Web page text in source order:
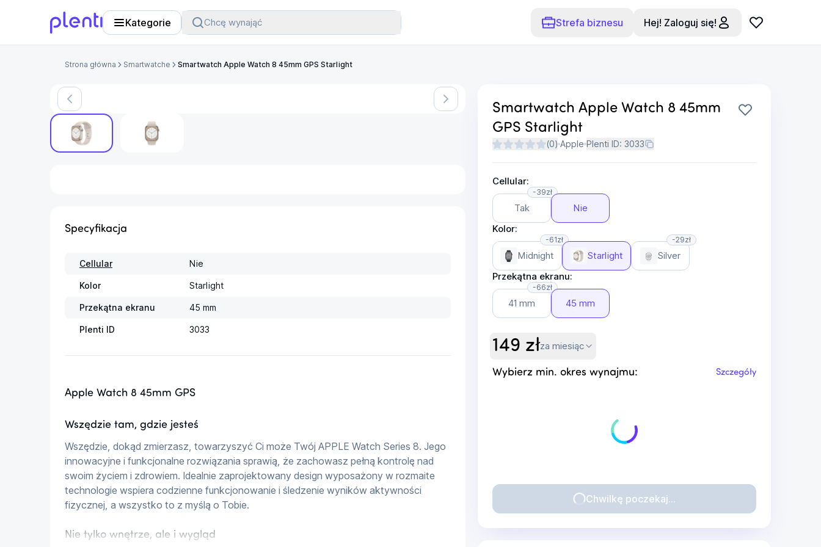
Kategorie Chcę wynająć Strefa biznesu Hej! Zaloguj się!
Strona główna Smartwatche Smartwatch Apple Watch 8 45mm GPS Starlight
Smartwatch Apple Watch 8 45mm
GPS Starlight
(0) Apple Plenti ID: 3033
Cellular:
-39zł
Tak
Nie
Kolor:
-61zł
Midnight Starlight
-29zł
Silver
Przekątna ekranu:
-66zł
41 mm 45 mm
149 złza miesiąc
Wybierz min. okres wynajmu: Szczegóły
Chwilkę poczekaj...
Specyfikacja
Cellular Nie
Kolor Starlight
Przekątna ekranu 45 mm
Plenti ID 3033
Apple Watch 8 45mm GPS
Wszędzie tam, gdzie jesteś
Wszędzie, dokąd zmierzasz, towarzyszyć Ci może Twój APPLE Watch Series 8. Jego
innowacyjne i funkcjonalne rozwiązania sprawią, że zachowasz pełną kontrolę nad
swoim życiem i zdrowiem. Idealnie zaprojektowany design wyposażony w rozmaite
technologie wspiera codzienne funkcjonowanie i śledzenie wyników aktywności
fizycznej, a wszystko to z myślą o Tobie.
Nie tylko wnętrze, ale i wygląd